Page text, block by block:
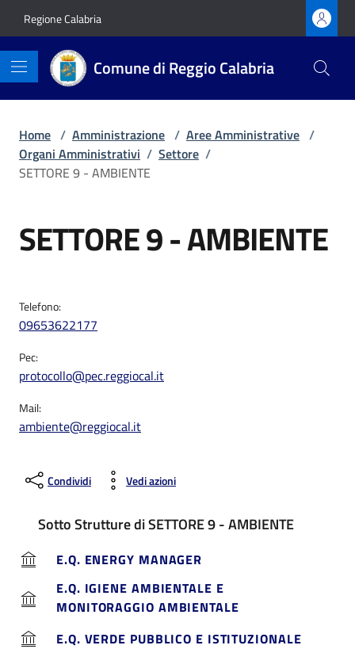
Regione Calabria
Comune di Reggio Calabria
Home / Amministrazione / Aree Amministrative /
Organi Amministrativi / Settore /
SETTORE 9 - AMBIENTE
SETTORE 9 - AMBIENTE
Telefono:
09653622177
Pec:
protocollo@pec.reggiocal.it
Mail:
ambiente@reggiocal.it
Condividi Vedi azioni
Sotto Strutture di SETTORE 9 - AMBIENTE
E.Q. ENERGY MANAGER
E.Q. IGIENE AMBIENTALE E
MONITORAGGIO AMBIENTALE
E.Q. VERDE PUBBLICO E ISTITUZIONALE